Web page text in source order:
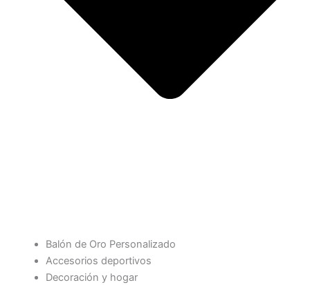
Balón de Oro Personalizado
Accesorios deportivos
Decoración y hogar